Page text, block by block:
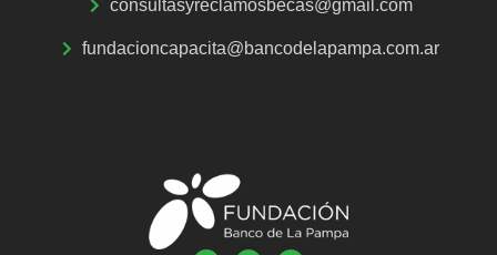
consultasyreclamosbecas@gmail.com
fundacioncapacita@bancodelapampa.com.ar